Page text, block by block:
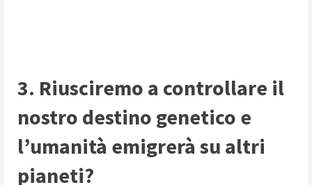
3. Riusciremo a controllare il
nostro destino genetico e
l’umanità emigrerà su altri
pianeti?